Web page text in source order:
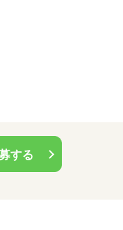
みごと、
切にし
する